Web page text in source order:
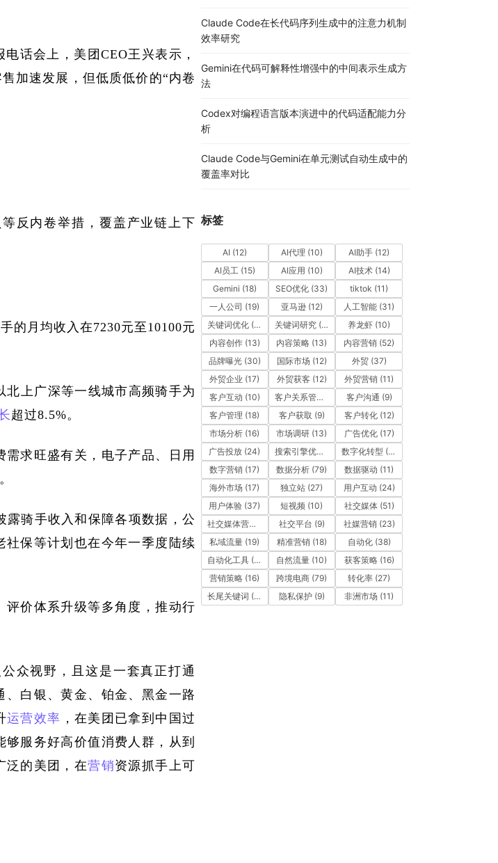
话会上，美团CEO王兴表示，
加速发展，但低质低价的“内卷
反内卷举措，覆盖产业链上下
的月均收入在7230元至10100元
北上广深等一线城市高频骑手为
超过8.5%。
求旺盛有关，电子产品、日用
露骑手收入和保障各项数据，公
保等计划也在今年一季度陆续
评价体系升级等多角度，推动行
众视野，且这是一套真正打通
、白银、黄金、铂金、黑金一路
运营效率 ，在美团已拿到中国过
服务好高价值消费人群，从到
泛的美团，在营销资源抓手上可
Claude Code在长代码序列生成中的注意力机制
效率研究
Gemini在代码可解释性增强中的中间表示生成方
法
Codex对编程语言版本演进中的代码适配能力分
析
Claude Code与Gemini在单元测试自动生成中的
覆盖率对比
标签
AI (12) AI代理 (10) AI助手 (12)
AI员工(15) AI应用 (10) AI技术(14)
Gemini (18) SEO优化 (33) tiktok (11)
一人公司 (19) 亚马逊(12) 人工智能 (31)
关键词优化 (10) 关键词研究(12) 养龙虾 (10)
内容创作(13) 内容策略 (13) 内容营销 (52)
品牌曝光(30) 国际市场 (12) 外贸(37)
外贸企业 (17) 外贸获客(12) 外贸营销 (11)
客户互动 (10) 客户关系管理 客户沟通 (9)
客户管理 (18) 客户获取 (9) 客户转化(12)
市场分析 (16) 市场调研 (13) 广告优化(17)
广告投放 (24) 搜索引擎优化 (41)数字化转型 (19)
数字营销 (17) 数据分析 (79) 数据驱动 (11)
海外市场 (17) 独立站 (27) 用户互动 (24)
用户体验 (37) 短视频 (10) 社交媒体(51)
社交媒体营销
社交平台 (9) 社媒营销(23)
私域流量 (19) 精准营销(18) 自动化(38)
自动化工具 (11) 自然流量 (10) 获客策略(16)
营销策略 (16) 跨境电商 (79) 转化率 (27)
长尾关键词 (12) 隐私保护(9) 非洲市场 (11)